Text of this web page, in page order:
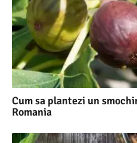
Cum sa plantezi un
Romania